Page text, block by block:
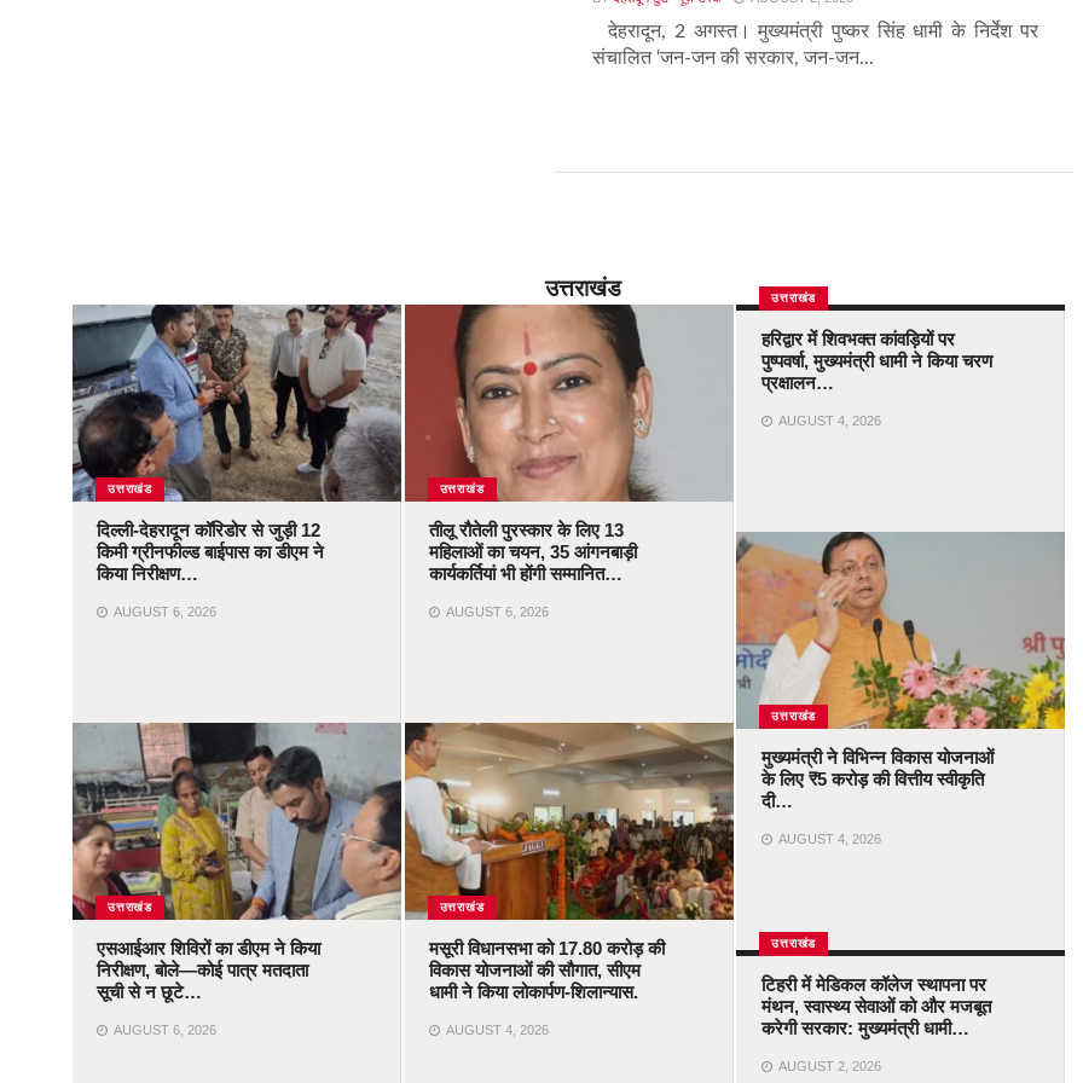
देहरादून, 2 अगस्त। मुख्यमंत्री पुष्कर सिंह धामी के निर्देश पर
संचालित ‘जन-जन की सरकार, जन-जन...
उत्तराखंड
उत्तराखंड
दिल्ली-देहरादून कॉरिडोर से जुड़ी 12
किमी ग्रीनफील्ड बाईपास का डीएम ने
किया निरीक्षण…
AUGUST 6, 2026
उत्तराखंड
एसआईआर शिविरों का डीएम ने किया
निरीक्षण, बोले—कोई पात्र मतदाता
सूची से न छूटे…
AUGUST 6, 2026
उत्तराखंड
तीलू रौतेली पुरस्कार के लिए 13
महिलाओं का चयन, 35 आंगनबाड़ी
कार्यकर्तियां भी होंगी सम्मानित…
AUGUST 6, 2026
उत्तराखंड
मसूरी विधानसभा को 17.80 करोड़ की
विकास योजनाओं की सौगात, सीएम
धामी ने किया लोकार्पण-शिलान्यास.
AUGUST 4, 2026
उत्तराखंड
हरिद्वार में शिवभक्त कांवड़ियों पर
पुष्पवर्षा, मुख्यमंत्री धामी ने किया चरण
प्रक्षालन…
AUGUST 4, 2026
उत्तराखंड
मुख्यमंत्री ने विभिन्न विकास योजनाओं
के लिए ₹5 करोड़ की वित्तीय स्वीकृति
दी…
AUGUST 4, 2026
उत्तराखंड
टिहरी में मेडिकल कॉलेज स्थापना पर
मंथन, स्वास्थ्य सेवाओं को और मजबूत
करेगी सरकार: मुख्यमंत्री धामी…
AUGUST 2, 2026